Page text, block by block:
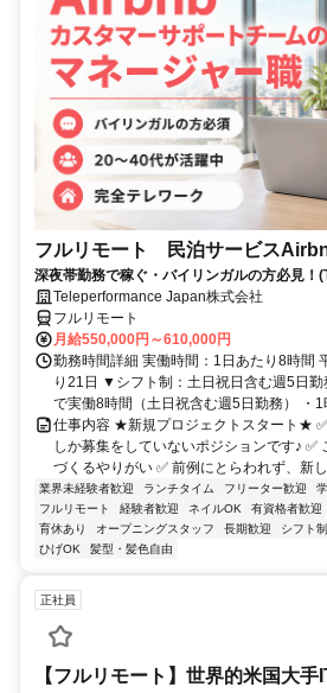
フルリモート 民泊サービス
深夜帯勤務で稼ぐ・バイリンガルの方必見！
Teleperformance Japan株式会社
フルリモート
月給550,000円～610,000円
勤務時間詳細 実働時間：1日あたり8時間
り21日 ▼シフト制：土日祝日含む週5日
で実働8時間（土日祝含む週5日勤務） ・
仕事内容 ★新規プロジェクトスタート★
しか募集をしていないポジションです♪ ✅
づくるやりがい ✅ 前例にとらわれず、新
業界未経験者歓迎 ランチタイム フリーター歓迎
フルリモート
経験者歓迎 ネイルOK 有資格者歓迎
育休あり
オープニングスタッフ 長期歓迎 シフト制
ひげOK
髪型・髪色自由
正社員
【フルリモート】世界的米国大